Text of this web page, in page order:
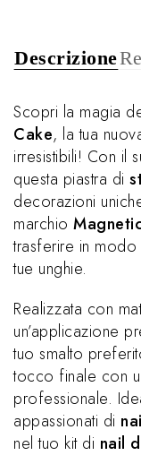
Descrizione
Scopri la magia
Cake, la tua
irresistibili! Con il
questa piastra di
decorazioni
marchio
trasferire in
tue unghie.
Realizzata con
un’applicazione
tuo smalto
tocco finale con
professionale.
appassionati di
nel tuo kit di nail